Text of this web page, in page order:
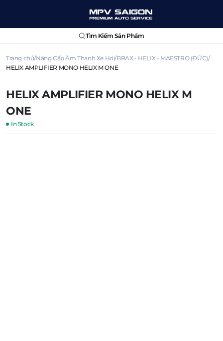
Tìm Kiếm Sản Phẩm
Trang chủ Nâng Cấp Âm Thanh Xe Hơi BRAX - HELIX - MAESTRO (ĐỨC)
HELIX AMPLIFIER MONO HELIX M ONE
HELIX AMPLIFIER MONO HELIX M
ONE
In Stock